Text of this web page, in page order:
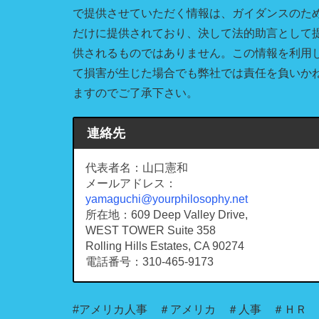
で提供させていただく情報は、ガイダンスのた
だけに提供されており、決して法的助言として
供されるものではありません。この情報を利用
て損害が生じた場合でも弊社では責任を負いか
ますのでご了承下さい。
連絡先
代表者名：山口憲和
メールアドレス：
yamaguchi@yourphilosophy.net
所在地：609 Deep Valley Drive,
WEST TOWER Suite 358
Rolling Hills Estates, CA 90274
電話番号：310-465-9173
#アメリカ人事 ＃アメリカ ＃人事 ＃ＨＲ